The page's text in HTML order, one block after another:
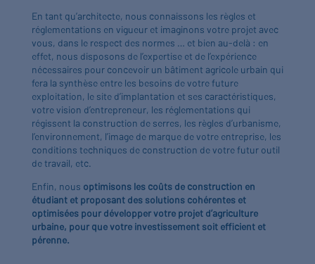
En tant qu’architecte, nous connaissons les règles et
réglementations en vigueur et imaginons votre projet avec
vous, dans le respect des normes … et bien au-delà : en
effet, nous disposons de l’expertise et de l’expérience
nécessaires pour concevoir un bâtiment agricole urbain qui
fera la synthèse entre les besoins de votre future
exploitation, le site d’implantation et ses caractéristiques,
votre vision d’entrepreneur, les réglementations qui
régissent la construction de serres, les règles d’urbanisme,
l’environnement, l’image de marque de votre entreprise, les
conditions techniques de construction de votre futur outil
de travail, etc.
Enfin, nous optimisons les coûts de construction en
étudiant et proposant des solutions cohérentes et
optimisées pour développer votre projet d’agriculture
urbaine, pour que votre investissement soit efficient et
pérenne.